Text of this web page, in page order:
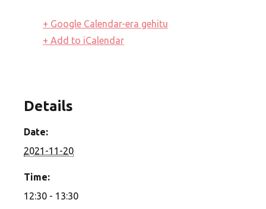
+ Google Calendar-era gehitu
+ Add to iCalendar
Details
Date:
2021-11-20
Time:
12:30 - 13:30